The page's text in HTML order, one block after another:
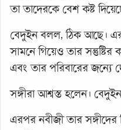
তা তাদেরকে বেশ কষ্ট
বেদুইন বলল, ঠিক আছে।
সামনে গিয়েও তার
এবং তার পরিবারের জন্যে
সঙ্গীরা আশ্বস্ত হলেন।
এরপর নবীজী তার